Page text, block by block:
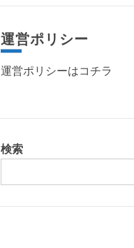
運営ポリシー
運営ポリシーはコチラ
検索